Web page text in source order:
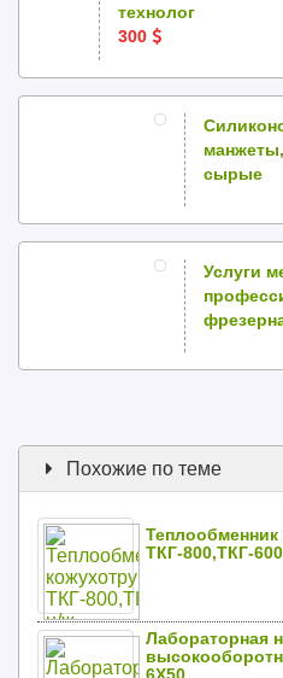
технолог
300
сырые
Услуги
Похожие по теме
ТКГ-800,ТКГ-
Лабораторная